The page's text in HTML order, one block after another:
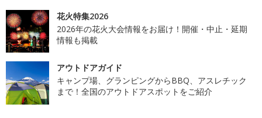
花火特集2026
2026年の花火大会情報をお届け！開催・中止・延期
情報も掲載
アウトドアガイド
キャンプ場、グランピングからBBQ、アスレチック
まで！全国のアウトドアスポットをご紹介